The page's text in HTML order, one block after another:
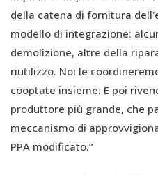
della catena di fornitura
modello di integrazione:
demolizione, altre della
riutilizzo. Noi le
cooptate insieme. E poi
produttore più grande, che
meccanismo di
PPA modificato.”